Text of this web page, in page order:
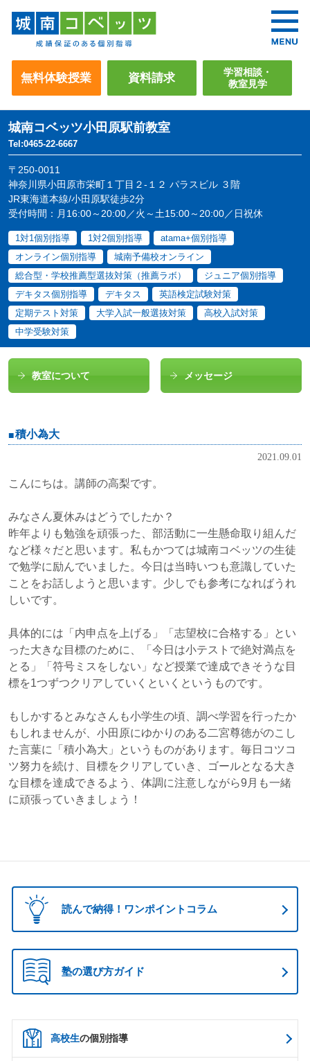
無料体験授業 資料請求
学習相談・
教室見学
城南コベッツ小田原駅前教室
Tel:0465-22-6667
〒250-0011
神奈川県小田原市栄町１丁目２-１２ パラスビル ３階
JR東海道本線/小田原駅徒歩2分
受付時間：月16:00～20:00／火～土15:00～20:00／日祝休
1対1個別指導 1対2個別指導
atama+個別指導
オンライン個別指導
城南予備校オンライン
総合型・学校推薦型選抜対策（推薦ラボ）
ジュニア個別指導
デキタス個別指導
デキタス
英語検定試験対策
定期テスト対策
大学入試一般選抜対策
高校入試対策
中学受験対策
教室について メッセージ
積小為大
2021.09.01
こんにちは。講師の高梨です。
みなさん夏休みはどうでしたか？
昨年よりも勉強を頑張った、部活動に一生懸命取り組んだ
など様々だと思います。私もかつては城南コベッツの生徒
で勉学に励んでいました。今日は当時いつも意識していた
ことをお話しようと思います。少しでも参考になればうれ
しいです。
具体的には「内申点を上げる」「志望校に合格する」とい
った大きな目標のために、「今日は小テストで絶対満点を
とる」「符号ミスをしない」など授業で達成できそうな目
標を1つずつクリアしていくといくというものです。
もしかするとみなさんも小学生の頃、調べ学習を行ったか
もしれませんが、小田原にゆかりのある二宮尊徳がのこし
た言葉に「積小為大」というものがあります。毎日コツコ
ツ努力を続け、目標をクリアしていき、ゴールとなる大き
な目標を達成できるよう、体調に注意しながら9月も一緒
に頑張っていきましょう！
読んで納得！ワンポイントコラム
塾の選び方ガイド
高校生の個別指導